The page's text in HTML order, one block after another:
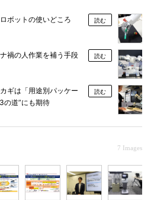
ボットの使いどころ 読む
禍の人作業を補う手段
読む
ギは「用途別パッケー
の道”にも期待
読む
7 Images